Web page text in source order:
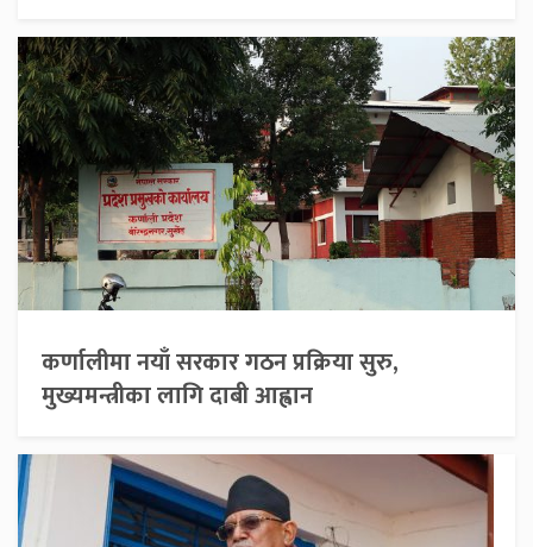
कर्णालीमा नयाँ सरकार गठन प्रक्रिया सुरु,
मुख्यमन्त्रीका लागि दाबी आह्वान